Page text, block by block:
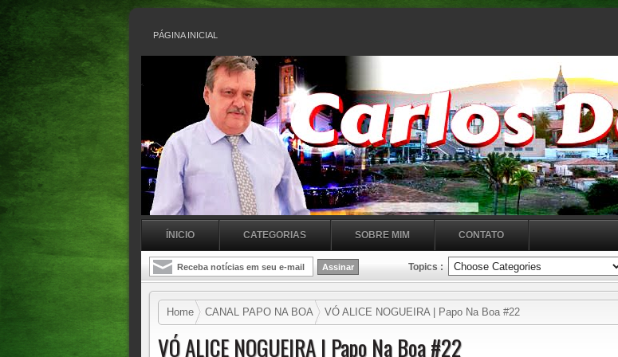
PÁGINA INICIAL
ÍNICIO CATEGORIAS SOBRE MIM CONTATO
Topics :
Home CANAL PAPO NA BOA VÓ ALICE NOGUEIRA | Papo Na Boa #22
VÓ ALICE NOGUEIRA | Papo Na Boa #22